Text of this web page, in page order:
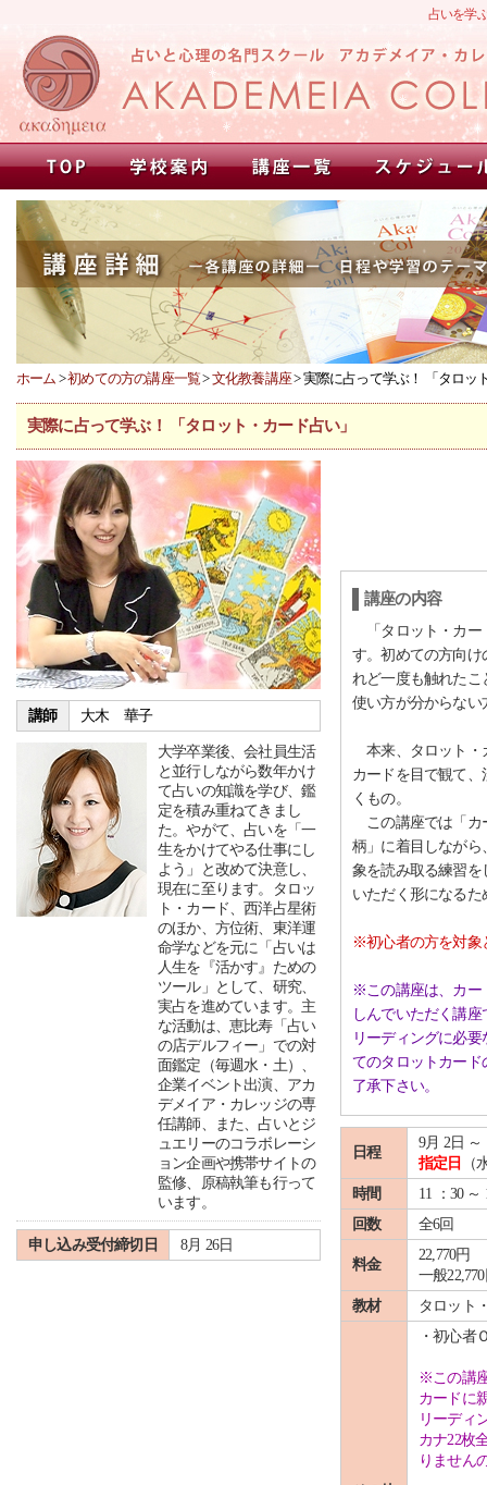
占いを学
ホーム >初めての方の講座一覧>文化教養講座> 実際に占って学ぶ！ 「タロッ
実際に占って学ぶ！ 「タロット・カード占い」
講師 大木 華子
大学卒業後、会社員生活
と並行しながら数年かけ
て占いの知識を学び、鑑
定を積み重ねてきまし
た。やがて、占いを「一
生をかけてやる仕事にし
よう」と改めて決意し、
現在に至ります。タロッ
ト・カード、西洋占星術
のほか、方位術、東洋運
命学などを元に「占いは
人生を『活かす』ための
ツール」として、研究、
実占を進めています。主
な活動は、恵比寿「占い
の店デルフィー」での対
面鑑定（毎週水・土）、
企業イベント出演、アカ
デメイア・カレッジの専
任講師、また、占いとジ
ュエリーのコラボレーシ
ョン企画や携帯サイトの
監修、原稿執筆も行って
います。
申し込み受付締切日 8月 26日
講座の内容
「タロット・カー
す。初めての方向け
れど一度も触れたこ
使い方が分からない
本来、タロット・
カードを目で観て
くもの。
この講座では「カ
柄」に着目しながら
象を読み取る練習を
いただく形になる
※初心者の方を対象
※この講座は、カー
しんでいただく講座
リーディングに必
てのタロットカード
了承下さい。
日程
9月 2日 ～
指定日
（
時間
11 ：30 ～
回数
全6回
料金
22,770円
一般
教材
タロット
・初心者
※この講
カードに
リーディ
カナ22枚
りません